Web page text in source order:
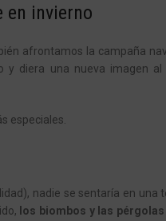
en invierno
afrontamos la campaña
y diera una nueva imagen
especiales.
nadie se sentaría en una
los biombos y las